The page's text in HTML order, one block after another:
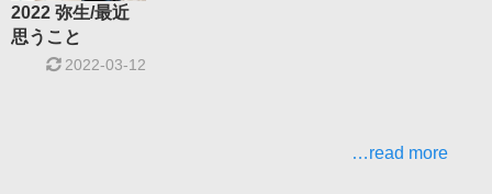
2022 弥生/最近
思うこと
2022-03-12
…read more